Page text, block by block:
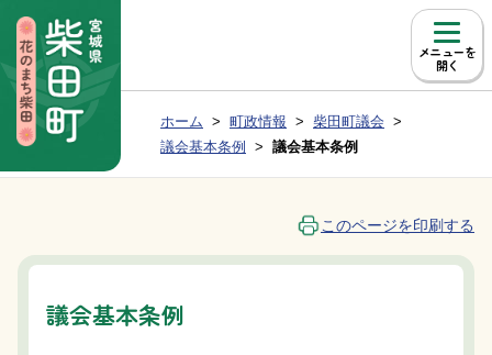
メニュー
Group NAV BreadCrumb
現在位置：
ホーム 町政情報
柴田町議会
議会基本条例
議会基本条例
このページを印刷する
議会基本条例